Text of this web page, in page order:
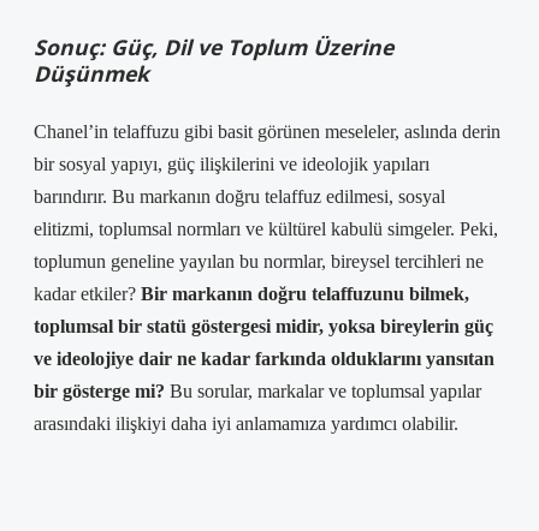
Sonuç: Güç, Dil ve Toplum Üzerine
Düşünmek
Chanel’in telaffuzu gibi basit görünen meseleler, aslında derin
bir sosyal yapıyı, güç ilişkilerini ve ideolojik yapıları
barındırır. Bu markanın doğru telaffuz edilmesi, sosyal
elitizmi, toplumsal normları ve kültürel kabulü simgeler. Peki,
toplumun geneline yayılan bu normlar, bireysel tercihleri ne
kadar etkiler? Bir markanın doğru telaffuzunu bilmek,
toplumsal bir statü göstergesi midir, yoksa bireylerin güç
ve ideolojiye dair ne kadar farkında olduklarını yansıtan
bir gösterge mi? Bu sorular, markalar ve toplumsal yapılar
arasındaki ilişkiyi daha iyi anlamamıza yardımcı olabilir.